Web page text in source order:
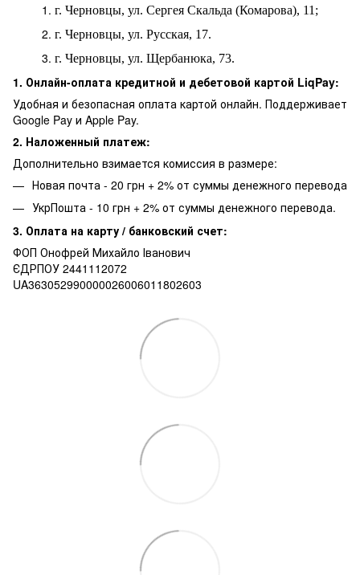
г. Черновцы, ул. Сергея Скальда (Комарова), 11;
г. Черновцы, ул. Русская, 17.
г. Черновцы, ул. Щербанюка, 73.
1. Онлайн-оплата кредитной и дебетовой картой LiqPay:
Удобная и безопасная оплата картой онлайн. Поддерживает
Google Pay и Apple Pay.
2. Наложенный платеж:
Дополнительно взимается комиссия в размере:
Новая почта - 20 грн + 2% от суммы денежного перевода
УкрПошта - 10 грн + 2% от суммы денежного перевода.
3. Оплата на карту / банковский счет:
ФОП Онофрей Михайло Іванович
ЄДРПОУ 2441112072
UA363052990000026006011802603